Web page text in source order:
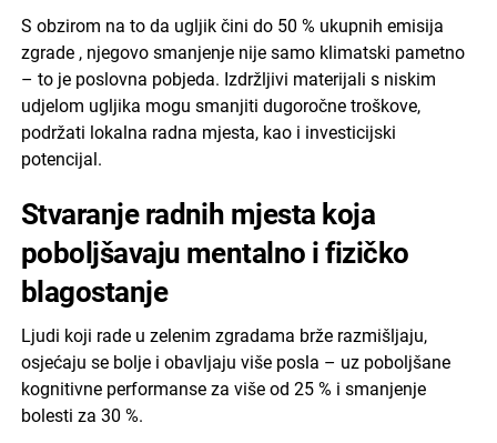
S obzirom na to da ugljik čini do 50 % ukupnih emisija
zgrade , njegovo smanjenje nije samo klimatski pametno
– to je poslovna pobjeda. Izdržljivi materijali s niskim
udjelom ugljika mogu smanjiti dugoročne troškove,
podržati lokalna radna mjesta, kao i investicijski
potencijal.
Stvaranje radnih mjesta koja
poboljšavaju mentalno i fizičko
blagostanje
Ljudi koji rade u zelenim zgradama brže razmišljaju,
osjećaju se bolje i obavljaju više posla – uz poboljšane
kognitivne performanse za više od 25 % i smanjenje
bolesti za 30 %.